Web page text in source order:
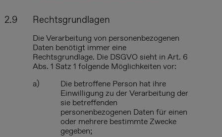
2.9 Rechtsgrundlagen
Die Verarbeitung von personenbezogenen
Daten benötigt immer eine
Rechtsgrundlage. Die DSGVO sieht in Art. 6
Abs. 1 Satz 1 folgende Möglichkeiten vor:
a)
Die betroffene Person hat ihre
Einwilligung zu der Verarbeitung der
sie betreffenden
personenbezogenen Daten für einen
oder mehrere bestimmte Zwecke
gegeben;